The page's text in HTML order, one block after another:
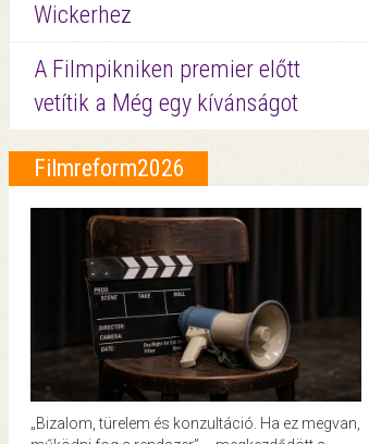
Wickerhez
A Filmpikniken premier előtt
vetítik a Még egy kívánságot
Filmreform2026
„Bizalom, türelem és konzultáció. Ha ez megvan,